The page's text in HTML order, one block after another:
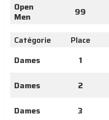
Open
Men
99
Catégorie Place
Dames
1
Dames
2
Dames
3